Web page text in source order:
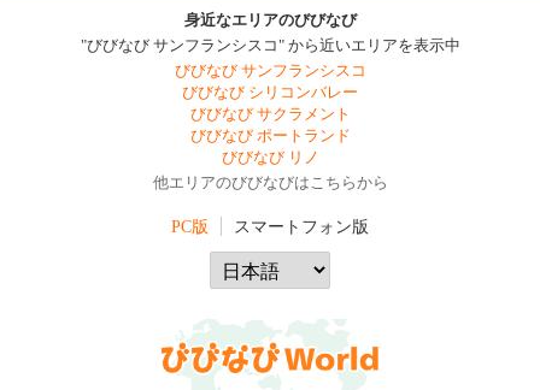
身近なエリアのびびなび
"びびなび サンフランシスコ" から近いエリアを表示中
びびなび サンフランシスコ
びびなび シリコンバレー
びびなび サクラメント
びびなび ポートランド
びびなび リノ
他エリアのびびなびはこちらから
PC版 スマートフォン版